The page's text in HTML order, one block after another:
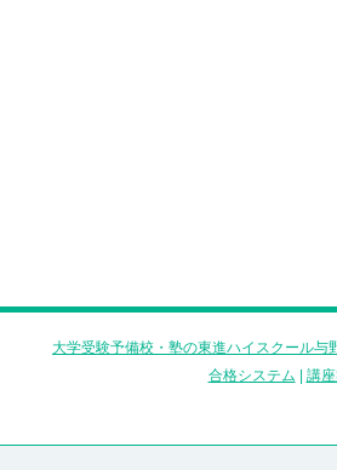
大学受験予備校・塾の東進ハイスクール与
合格システム
講